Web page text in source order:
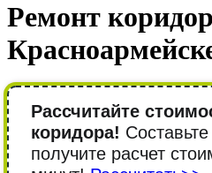
Ремонт
Рассчитайте
коридора!
получите расчет